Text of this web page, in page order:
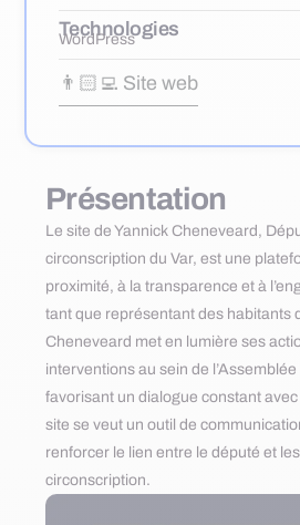
Présentation
Le site de Yannick Cheneveard,
circonscription du Var, est une
proximité, à la transparence et à
tant que représentant des habitants
Cheneveard met en lumière ses
interventions au sein de
favorisant un dialogue constant
site se veut un outil de
renforcer le lien entre le député et
circonscription.
Technologies
WordPress
👨🏻‍💻 Site web